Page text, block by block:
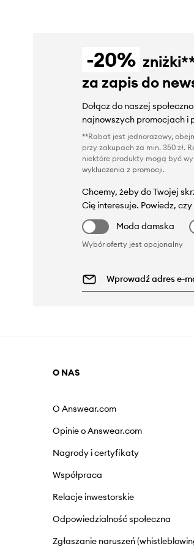
-20%
za zapis do
Dołącz do naszej
najnowszych promocjach i
**Rabat jest jednorazowy,
przy zakupach za min. 350 zł.
niektóre produkty mogą być
wykluczenia z promocji.
Chcemy, żeby do Twojej
Cię interesuje. Powiedz,
Moda damska
Wybór oferty jest opcjonalny
O NAS
O Answear.com
Opinie o Answear.com
Nagrody i certyfikaty
Współpraca
Relacje inwestorskie
Odpowiedzialność społeczna
Zgłaszanie naruszeń